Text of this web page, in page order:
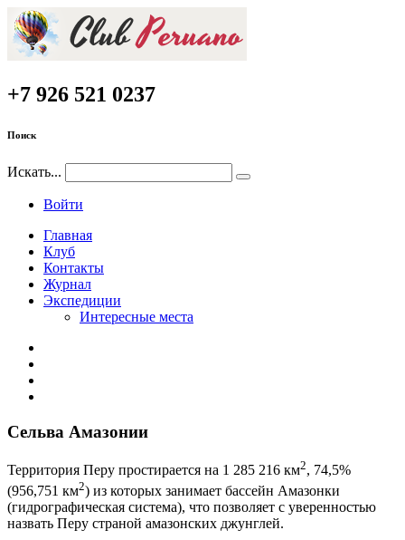
+7 926 521 0237
Поиск
Искать...
Войти
Главная
Клуб
Контакты
Журнал
Экспедиции
Интересные места
Сельва Амазонии
Территория Перу простирается на 1 285 216 км2, 74,5%
(956,751 км2) из которых занимает бассейн Амазонки
(гидрографическая система), что позволяет с уверенностью
назвать Перу страной амазонских джунглей.